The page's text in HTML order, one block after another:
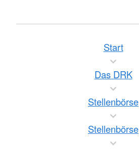
Start
Das DRK
Stellenbörse
Stellenbörse